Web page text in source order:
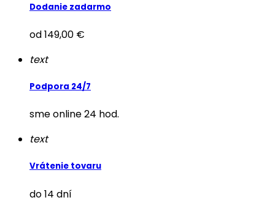
Dodanie zadarmo
od 149,00 €
text
Podpora 24/7
sme online 24 hod.
text
Vrátenie tovaru
do 14 dní